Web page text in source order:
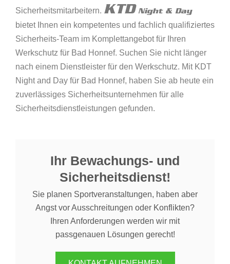
Sicherheitsmitarbeitern. KTD Night & Day
bietet Ihnen ein kompetentes und fachlich qualifiziertes
Sicherheits-Team im Komplettangebot für Ihren
Werkschutz für Bad Honnef. Suchen Sie nicht länger
nach einem Dienstleister für den Werkschutz. Mit KDT
Night and Day für Bad Honnef, haben Sie ab heute ein
zuverlässiges Sicherheitsunternehmen für alle
Sicherheitsdienstleistungen gefunden.
Ihr Bewachungs- und
Sicherheitsdienst!
Sie planen Sportveranstaltungen, haben aber
Angst vor Ausschreitungen oder Konflikten?
Ihren Anforderungen werden wir mit
passgenauen Lösungen gerecht!